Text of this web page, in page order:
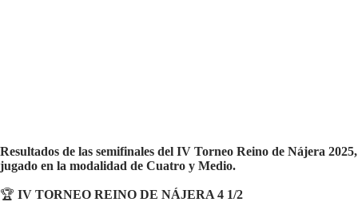
Resultados de las semifinales del IV Torneo Reino de Nájera 2025,
jugado en la modalidad de Cuatro y Medio.
🏆 IV TORNEO REINO DE NÁJERA 4 1/2